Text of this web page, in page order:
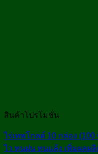
สินค้าโปรโมชั่น
ไร่เทพโกลด์ 10 กล่อง
ไว ทนฝน ทนแล้ง เพิ่มผลผ